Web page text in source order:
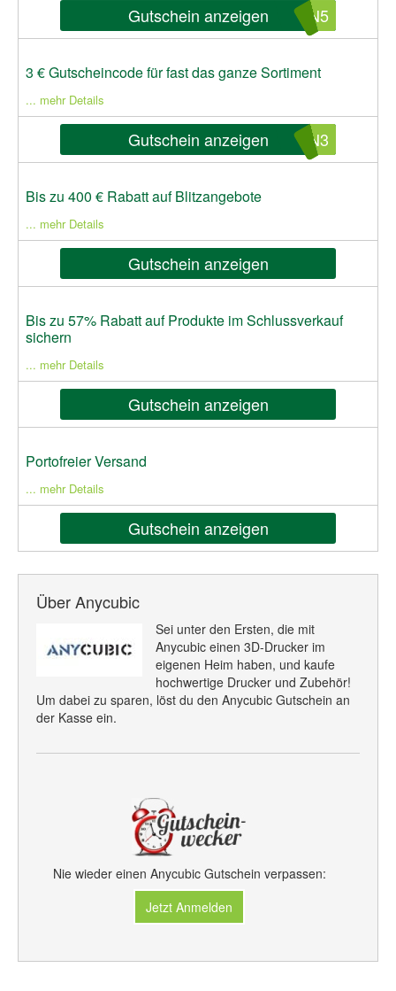
Gutschein anzeigen UN5
3 € Gutscheincode für fast das ganze Sortiment
... mehr Details
Gutschein anzeigen UN3
Bis zu 400 € Rabatt auf Blitzangebote
... mehr Details
Gutschein anzeigen
Bis zu 57% Rabatt auf Produkte im Schlussverkauf
sichern
... mehr Details
Gutschein anzeigen
Portofreier Versand
... mehr Details
Gutschein anzeigen
Über Anycubic
Sei unter den Ersten, die mit
Anycubic einen 3D-Drucker im
eigenen Heim haben, und kaufe
hochwertige Drucker und Zubehör!
Um dabei zu sparen, löst du den Anycubic Gutschein an
der Kasse ein.
Nie wieder einen Anycubic Gutschein verpassen:
Jetzt Anmelden